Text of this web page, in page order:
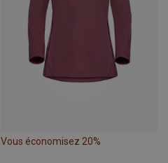
Vous économisez 20%